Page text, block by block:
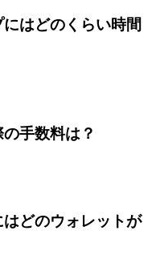
はどのくらい時間
手数料は？
どのウォレットが